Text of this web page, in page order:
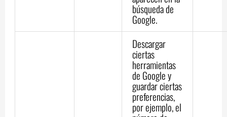
búsqueda de
Google.
Descargar
ciertas
herramientas
de Google y
guardar ciertas
preferencias,
por ejemplo, el